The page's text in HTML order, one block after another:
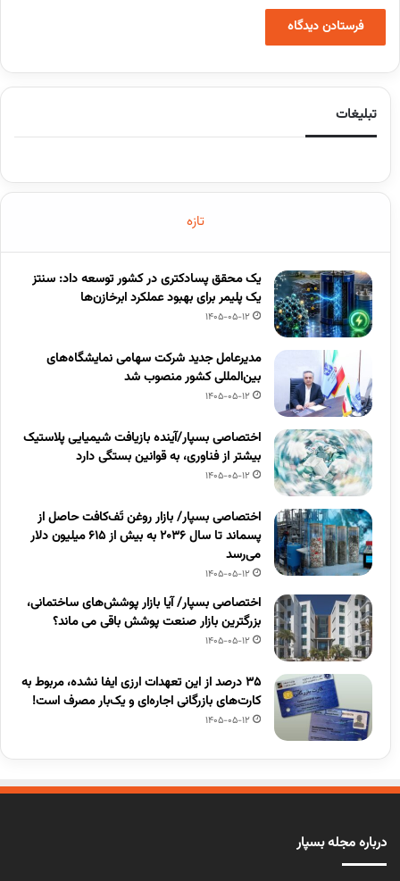
تبلیغات
تازه
یک محقق پسادکتری در کشور توسعه داد: سنتز
یک پلیمر برای بهبود عملکرد ابرخازن‌ها
1405-05-12
مدیرعامل جدید شرکت سهامی نمایشگاه‌های
بین‌المللی کشور منصوب شد
1405-05-12
اختصاصی بسپار/آینده بازیافت شیمیایی پلاستیک
بیشتر از فناوری، به قوانین بستگی دارد
1405-05-12
اختصاصی بسپار/ بازار روغن تَف‌کافت حاصل از
پسماند تا سال ۲۰۳۶ به بیش از ۶۱۵ میلیون دلار
می‌رسد
1405-05-12
اختصاصی بسپار/ آیا بازار پوشش‌های ساختمانی،
بزرگترین بازار صنعت پوشش باقی می ماند؟
1405-05-12
۳۵ درصد از این تعهدات ارزی ایفا نشده، مربوط به
کارت‌های بازرگانی اجاره‌ای و یک‌بار مصرف است!
1405-05-12
درباره مجله بسپار